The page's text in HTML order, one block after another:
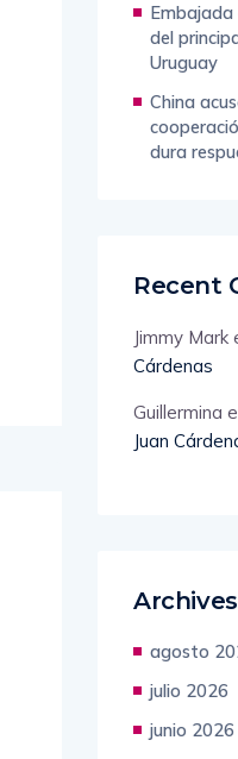
Embajada
del
Uruguay
China
dura
Recent
Jimmy Mark
Cárdenas
Guillermina
Juan
Archives
agosto
julio 2026
junio 2026